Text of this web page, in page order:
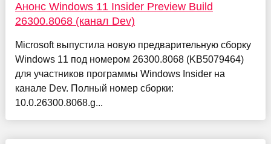
Анонс Windows 11 Insider Preview Build
26300.8068 (канал Dev)
Microsoft выпустила новую предварительную сборку
Windows 11 под номером 26300.8068 (KB5079464)
для участников программы Windows Insider на
канале Dev. Полный номер сборки:
10.0.26300.8068.g...